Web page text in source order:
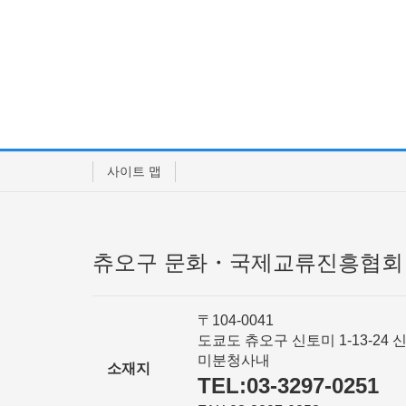
사이트 맵
츄오구 문화・국제교류진흥협회
소재지
〒104-0041
도쿄도 츄오구 신토미 1-13-24
미분청사내
TEL:03-3297-0251